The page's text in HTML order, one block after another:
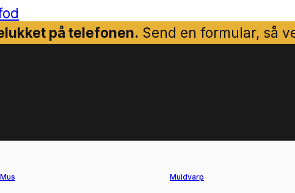
på telefonen. Send en formular, så
Mus Muldvarp